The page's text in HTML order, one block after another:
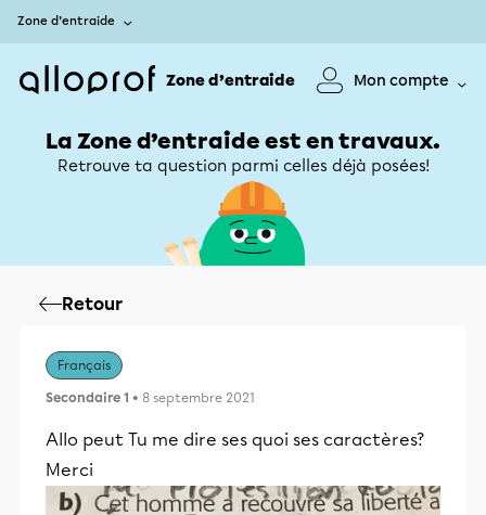
Zone d’entraide
Zone d’entraide Mon compte
La Zone d’entraide est en travaux.
Retrouve ta question parmi celles déjà posées!
Retour
Français
Secondaire 1 • 8 septembre 2021
Allo peut Tu me dire ses quoi ses caractères?
Merci